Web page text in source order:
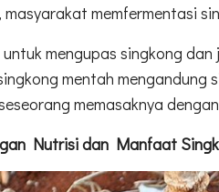
memfermentasi
mengupas singkong
mentah
memasaknya
Nutrisi dan Manfaat